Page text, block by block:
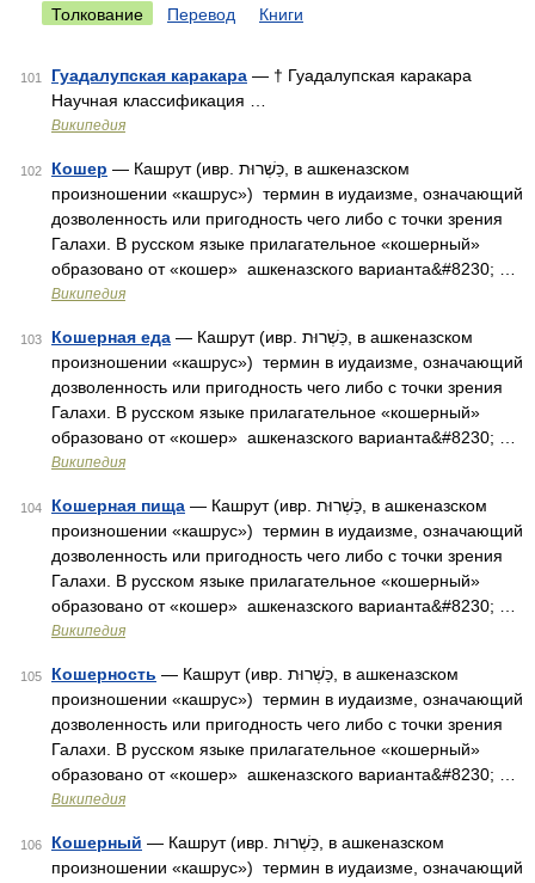
Толкование Перевод Книги
101 Гуадалупская каракара — † Гуадалупская каракара
Научная классификация …
Википедия
102 Кошер — Кашрут (ивр. כַּשְׁרוּת‎, в ашкеназском
произношении «кашрус») термин в иудаизме, означающий
дозволенность или пригодность чего либо с точки зрения
Галахи. В русском языке прилагательное «кошерный»
образовано от «кошер» ашкеназского варианта&#8230; …
Википедия
103 Кошерная еда — Кашрут (ивр. כַּשְׁרוּת‎, в ашкеназском
произношении «кашрус») термин в иудаизме, означающий
дозволенность или пригодность чего либо с точки зрения
Галахи. В русском языке прилагательное «кошерный»
образовано от «кошер» ашкеназского варианта&#8230; …
Википедия
104 Кошерная пища — Кашрут (ивр. כַּשְׁרוּת‎, в ашкеназском
произношении «кашрус») термин в иудаизме, означающий
дозволенность или пригодность чего либо с точки зрения
Галахи. В русском языке прилагательное «кошерный»
образовано от «кошер» ашкеназского варианта&#8230; …
Википедия
105 Кошерность — Кашрут (ивр. כַּשְׁרוּת‎, в ашкеназском
произношении «кашрус») термин в иудаизме, означающий
дозволенность или пригодность чего либо с точки зрения
Галахи. В русском языке прилагательное «кошерный»
образовано от «кошер» ашкеназского варианта&#8230; …
Википедия
106 Кошерный — Кашрут (ивр. כַּשְׁרוּת‎, в ашкеназском
произношении «кашрус») термин в иудаизме, означающий